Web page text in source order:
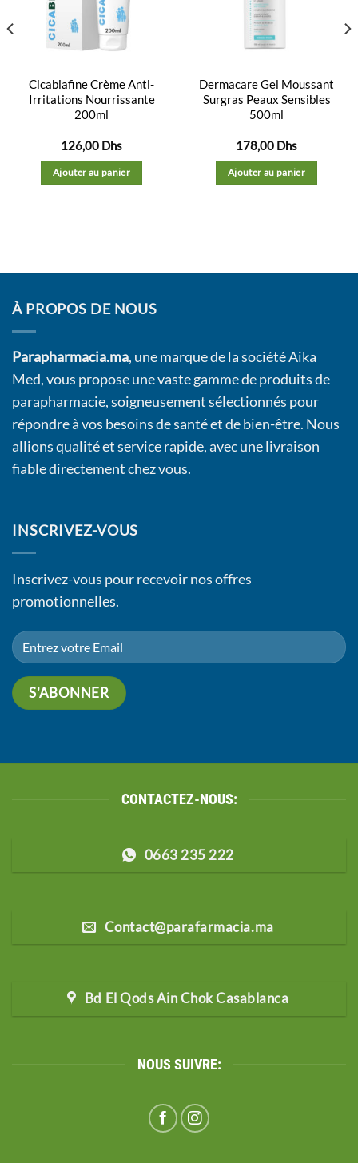
d’envies
Cicabiafine Crème Anti-
Irritations Nourrissante
200ml
126,00 Dhs
Ajouter au panier
Dermacare Gel Moussant
Surgras Peaux Sensibles
500ml
178,00 Dhs
Ajouter au panier
À PROPOS DE NOUS
Parapharmacia.ma, une marque de la société Aika
Med, vous propose une vaste gamme de produits de
parapharmacie, soigneusement sélectionnés pour
répondre à vos besoins de santé et de bien-être. Nous
allions qualité et service rapide, avec une livraison
fiable directement chez vous.
INSCRIVEZ-VOUS
Inscrivez-vous pour recevoir nos offres
promotionnelles.
CONTACTEZ-NOUS:
0663 235 222
Contact@parafarmacia.ma
Bd El Qods Ain Chok Casablanca
NOUS SUIVRE: